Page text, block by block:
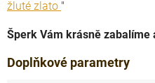
žluté zlato "
Šperk Vám krásně zabalíme
Doplňkové parametry